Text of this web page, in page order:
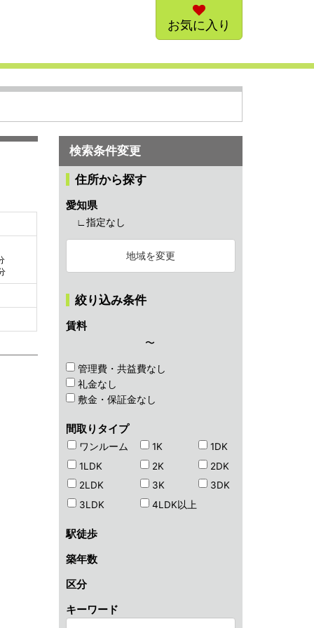
お気に入り
検索条件変更
住所から探す
愛知県
∟指定なし
地域を変更
絞り込み条件
賃料
〜
管理費・共益費なし
礼金なし
敷金・保証金なし
間取りタイプ
ワンルーム
1LDK
2LDK
1K
2K
3K
1DK
2DK
3DK
3LDK
4LDK以上
駅徒歩
築年数
区分
キーワード